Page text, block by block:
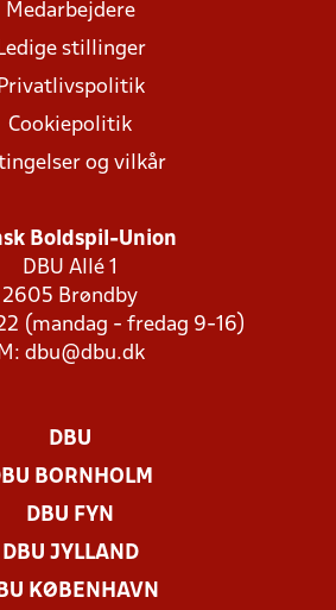
Medarbejdere
Ledige stillinger
Privatlivspolitik
Cookiepolitik
og vilkår
Boldspil-Union
DBU Allé 1
2605 Brøndby
(mandag - fredag 9-16)
M: dbu@dbu.dk
DBU
BORNHOLM
DBU FYN
DBU JYLLAND
KØBENHAVN